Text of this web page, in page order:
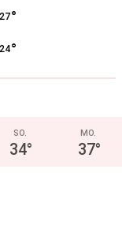
27°
24°
SO.
34°
MO.
37°